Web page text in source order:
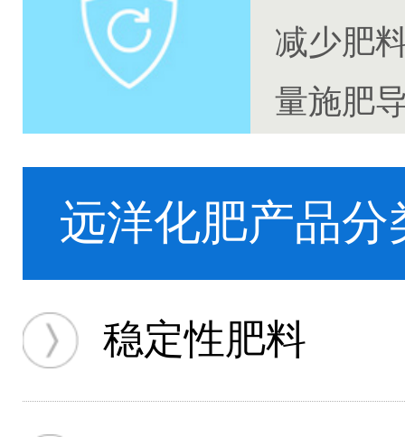
减少肥
量施肥
远洋化肥产品分
稳定性肥料